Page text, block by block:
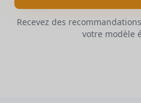
Recevez des
votre modèle